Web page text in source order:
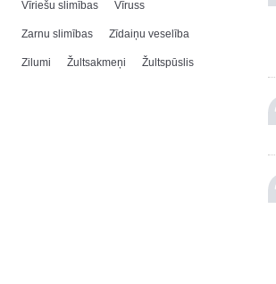
Vīriešu slimības Vīruss
Zarnu slimības Zīdaiņu veselība
Zilumi Žultsakmeņi Žultspūslis